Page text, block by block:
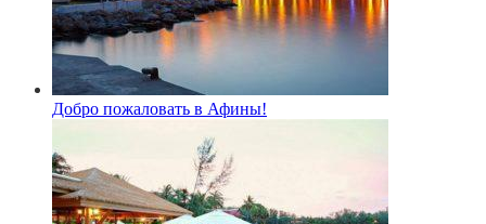
Добро пожаловать в Афины!